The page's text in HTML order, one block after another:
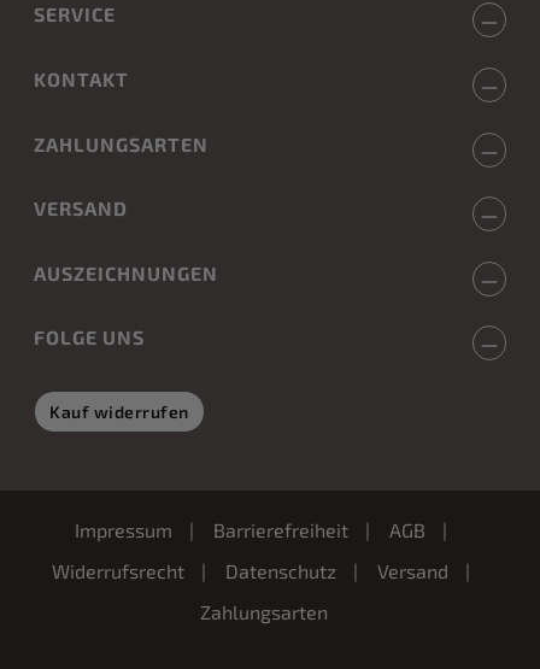
SERVICE
KONTAKT
ZAHLUNGSARTEN
VERSAND
AUSZEICHNUNGEN
FOLGE UNS
Kauf widerrufen
Impressum Barrierefreiheit
AGB
Widerrufsrecht
Datenschutz
Versand
Zahlungsarten